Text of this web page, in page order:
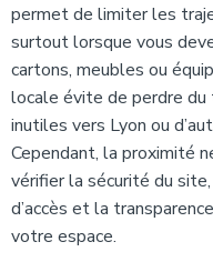
permet de limiter les
surtout lorsque vous
cartons, meubles ou
locale évite de perdre
inutiles vers Lyon ou
Cependant, la proximité
vérifier la sécurité du
d’accès et la
votre espace.